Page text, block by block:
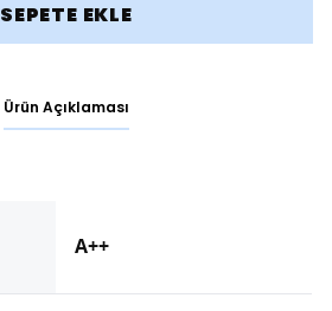
SEPETE EKLE
Ürün Açıklaması
A++